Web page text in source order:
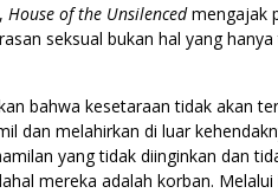
House of the Unsilencedmengajak
seksual bukan hal yang
bahwa kesetaraan tidak akan
dan melahirkan di luar
yang tidak diinginkan dan
mereka adalah korban.